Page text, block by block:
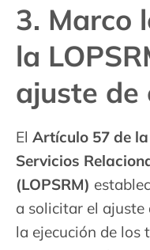
3. Marco
la
ajuste de
El Artículo 57 de
Servicios
(LOPSRM)
a solicitar el ajuste
la ejecución de los